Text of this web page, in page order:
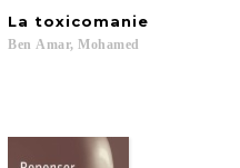
La toxicomanie
Ben Amar, Mohamed